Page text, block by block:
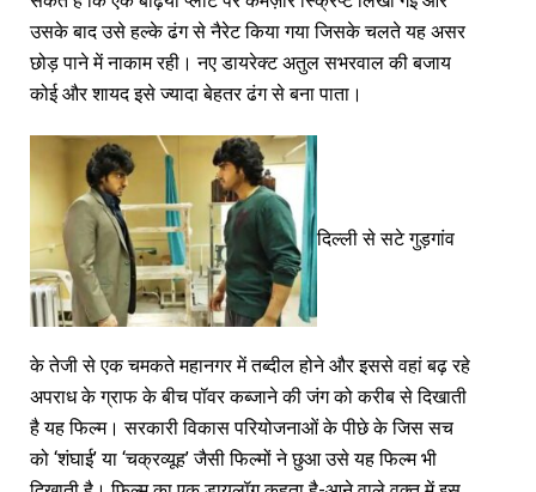
उसके बाद उसे हल्के ढंग से नैरेट किया गया जिसके चलते यह असर
छोड़ पाने में नाकाम रही। नए डायरेक्ट अतुल सभरवाल की बजाय
कोई और शायद इसे ज्यादा बेहतर ढंग से बना पाता।
दिल्ली से सटे गुड़गांव
के तेजी से एक चमकते महानगर में तब्दील होने और इससे वहां बढ़ रहे
अपराध के ग्राफ के बीच पॉवर कब्जाने की जंग को करीब से दिखाती
है यह फिल्म। सरकारी विकास परियोजनाओं के पीछे के जिस सच
को ‘शंघाई’ या ‘चक्रव्यूह’ जैसी फिल्मों ने छुआ उसे यह फिल्म भी